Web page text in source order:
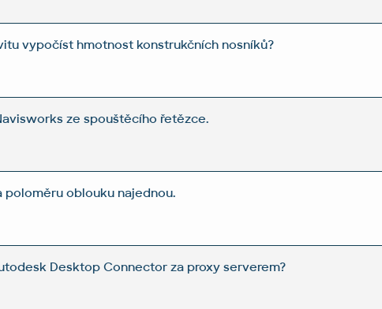
vypočíst hmotnost konstrukčních nosníků?
ze spouštěcího řetězce.
poloměru oblouku najednou.
Desktop Connector za proxy serverem?